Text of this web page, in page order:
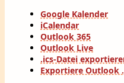
Google Kalender
iCalendar
Outlook 365
Outlook Live
.ics-Datei
Exportiere Outlook